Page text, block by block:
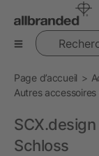
Rechercher
Page d’accueil
Autres
Schloss